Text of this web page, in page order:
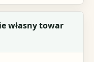
własny towar